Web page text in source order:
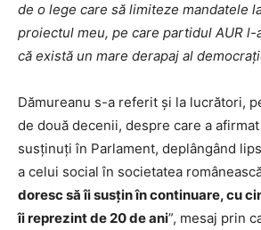
de o lege care să limiteze mandatele
proiectul meu, pe care partidul AUR l-
că există un mare derapaj al
Dămureanu s-a referit și la lucrători,
de două decenii, despre care a
susținuți în Parlament, deplângând
a celui social în societatea
doresc să îi susțin în continuare, cu
îi reprezint de 20 de ani”, mesaj prin